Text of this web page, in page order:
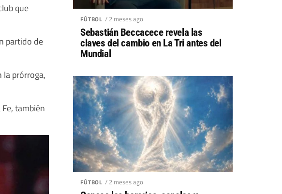
que
partido de
la prórroga,
también
FÚTBOL / 2 meses ago
Sebastián Beccacece revela las
claves del cambio en La Tri antes del
Mundial
FÚTBOL / 2 meses ago